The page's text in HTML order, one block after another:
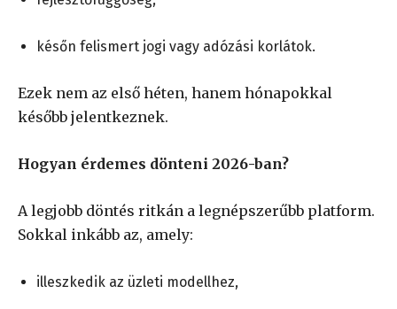
későn felismert jogi vagy adózási korlátok.
Ezek nem az első héten, hanem hónapokkal
később jelentkeznek.
Hogyan érdemes dönteni 2026-ban?
A legjobb döntés ritkán a legnépszerűbb platform.
Sokkal inkább az, amely:
illeszkedik az üzleti modellhez,